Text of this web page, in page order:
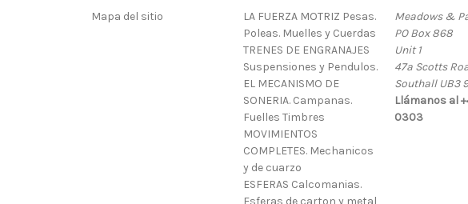
Mapa del sitio
LA FUERZA MOTRIZ Pesas.
Poleas. Muelles y Cuerdas
TRENES DE ENGRANAJES
Suspensiones y Pendulos.
EL MECANISMO DE
SONERIA. Campanas.
Fuelles Timbres
MOVIMIENTOS
COMPLETES. Mechanicos
y de cuarzo
ESFERAS Calcomanias.
Esferas de carton y metal
Meadows &
PO Box 868
Unit 1
47a Scotts
Southall UB3
Llámanos al
0303